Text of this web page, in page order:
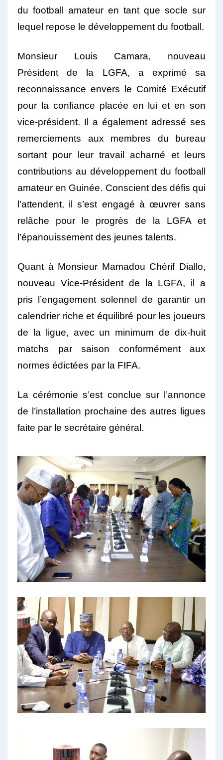
du football amateur en tant que socle sur
lequel repose le développement du football.
Monsieur Louis Camara, nouveau
Président de la LGFA, a exprimé sa
reconnaissance envers le Comité Exécutif
pour la confiance placée en lui et en son
vice-président. Il a également adressé ses
remerciements aux membres du bureau
sortant pour leur travail acharné et leurs
contributions au développement du football
amateur en Guinée. Conscient des défis qui
l’attendent, il s’est engagé à œuvrer sans
relâche pour le progrès de la LGFA et
l’épanouissement des jeunes talents.
Quant à Monsieur Mamadou Chérif Diallo,
nouveau Vice-Président de la LGFA, il a
pris l’engagement solennel de garantir un
calendrier riche et équilibré pour les joueurs
de la ligue, avec un minimum de dix-huit
matchs par saison conformément aux
normes édictées par la FIFA.
La cérémonie s’est conclue sur l’annonce
de l’installation prochaine des autres ligues
faite par le secrétaire général.